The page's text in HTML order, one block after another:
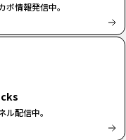
情報発信中。
配信中。